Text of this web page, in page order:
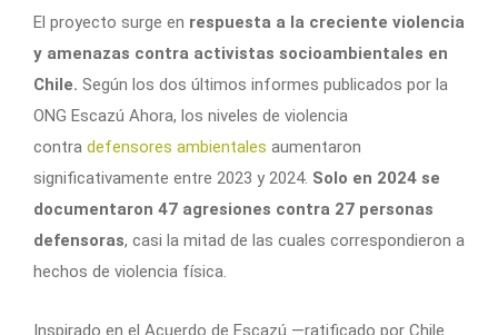
El proyecto surge en respuesta a la creciente violencia
y amenazas contra activistas socioambientales en
Chile. Según los dos últimos informes publicados por la
ONG Escazú Ahora, los niveles de violencia
contra defensores ambientales aumentaron
significativamente entre 2023 y 2024. Solo en 2024 se
documentaron 47 agresiones contra 27 personas
defensoras, casi la mitad de las cuales correspondieron a
hechos de violencia física.
Inspirado en el Acuerdo de Escazú —ratificado por Chile